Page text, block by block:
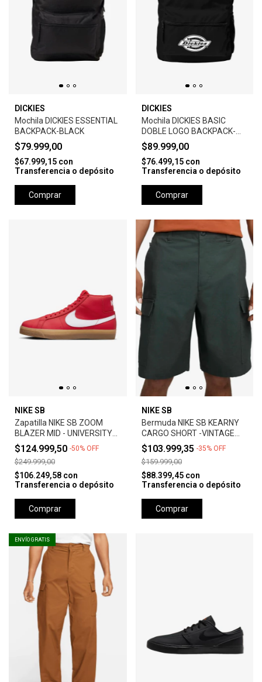
DICKIES
Mochila DICKIES ESSENTIAL
BACKPACK-BLACK
$79.999,00
$67.999,15 con
Transferencia o depósito
Comprar
DICKIES
Mochila DICKIES BASIC
DOBLE LOGO BACKPACK-
BLACK
$89.999,00
$76.499,15 con
Transferencia o depósito
Comprar
NIKE SB
Zapatilla NIKE SB ZOOM
BLAZER MID - UNIVERSITY
RED *Orange Label*
$124.999,50 -50% OFF
$249.999,00
$106.249,58 con
Transferencia o depósito
Comprar
NIKE SB
Bermuda NIKE SB KEARNY
CARGO SHORT -VINTAGE
GREEN
$103.999,35 -35% OFF
$159.999,00
$88.399,45 con
Transferencia o depósito
Comprar
ENVÍO GRATIS